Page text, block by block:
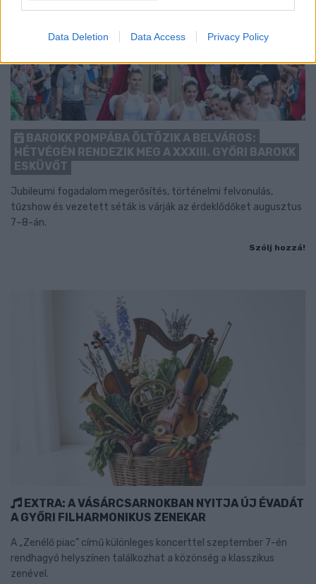
Data Deletion Data Access Privacy Policy
BAROKK POMPÁBA ÖLTÖZIK A BELVÁROS:
HÉTVÉGÉN RENDEZIK MEG A XXXIII. GYŐRI BAROKK
ESKÜVŐT
Jubileumi fogadalom megerősítés, történelmi felvonulás,
tűzshow és vezetett séták is várják az érdeklődőket augusztus
7–8-án.
Szólj hozzá!
EXTRA: A VÁSÁRCSARNOKBAN NYITJA ÚJ ÉVADÁT
A GYŐRI FILHARMONIKUS ZENEKAR
A „Zenélő piac” című különleges koncerttel szeptember 7-én
rendhagyó helyszínen találkozhat a közönség a klasszikus
zenével.